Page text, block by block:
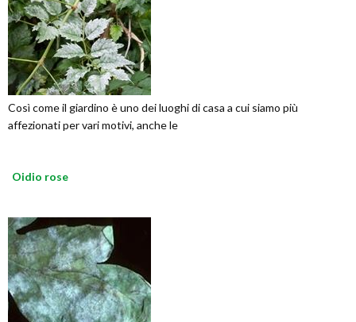
Così come il giardino è uno dei luoghi di casa a cui siamo più
affezionati per vari motivi, anche le
Oidio rose